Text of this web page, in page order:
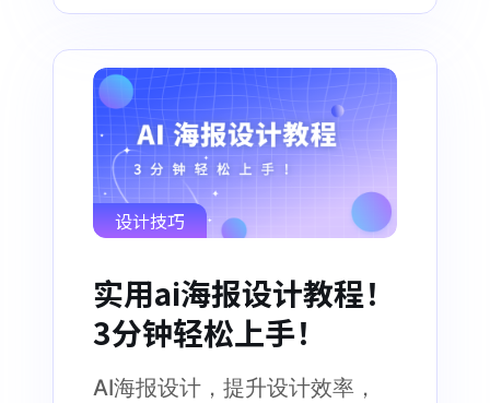
设计技巧
实用ai海报设计教程！
3分钟轻松上手！
AI海报设计，提升设计效率，